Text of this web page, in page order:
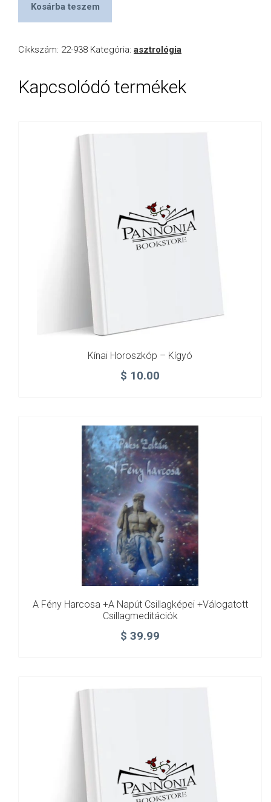
Kosárba teszem
Cikkszám: 22-938 Kategória: asztrológia
Kapcsolódó termékek
Kínai Horoszkóp – Kígyó
$ 10.00
A Fény Harcosa +A Napút Csillagképei +Válogatott
Csillagmeditációk
$ 39.99